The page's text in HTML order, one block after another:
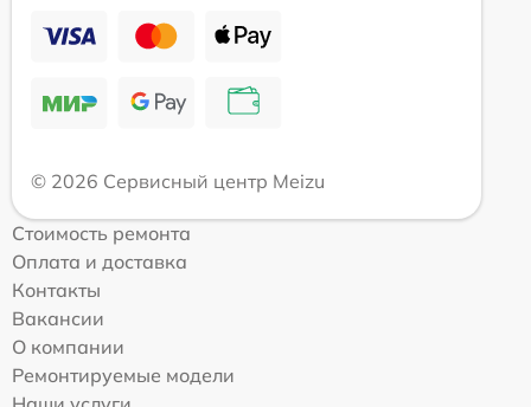
© 2026 Сервисный центр Meizu
Стоимость ремонта
Оплата и доставка
Контакты
Вакансии
О компании
Ремонтируемые модели